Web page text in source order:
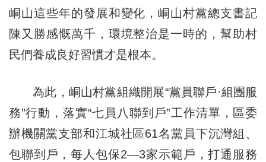
峒山這些年的發展和變化，峒山村黨總支書記
陳又勝感慨萬千，環境整治是一時的，幫助村
民們養成良好習慣才是根本。
為此，峒山村黨組織開展“黨員聯戶·組團服
務”行動，落實“七員八聯到戶”工作清單，區委
辦機關黨支部和江城社區61名黨員下沉灣組、
包聯到戶，每人包保2—3家示範戶，打通服務